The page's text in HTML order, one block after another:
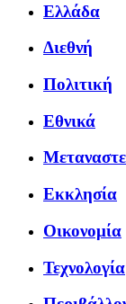
Ελλάδα
Διεθνή
Πολιτική
Εθνικά
Εκκλησία
Οικονομία
Τεχνολογία